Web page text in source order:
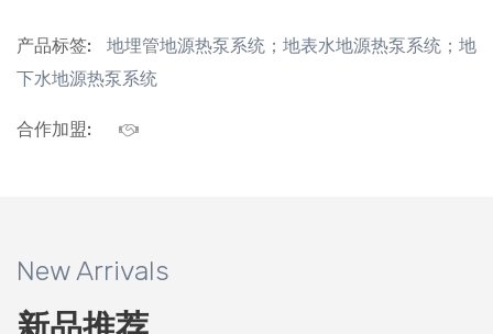
产品标签:
地埋管地源热泵系统；地表水地源热泵系统；地
下水地源热泵系统
合作加盟:
New Arrivals